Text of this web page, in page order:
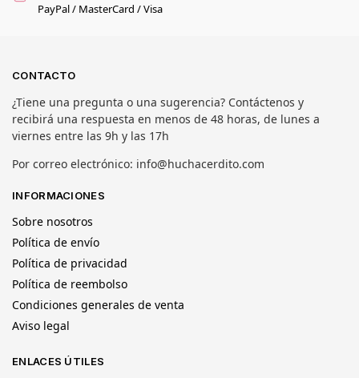
PayPal / MasterCard / Visa
CONTACTO
¿Tiene una pregunta o una sugerencia? Contáctenos y
recibirá una respuesta en menos de 48 horas, de lunes a
viernes entre las 9h y las 17h
Por correo electrónico: info@huchacerdito.com
INFORMACIONES
Sobre nosotros
Política de envío
Política de privacidad
Política de reembolso
Condiciones generales de venta
Aviso legal
ENLACES ÚTILES